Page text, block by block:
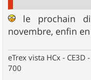
le prochain
novembre, enfin
eTrex vista HCx -
700